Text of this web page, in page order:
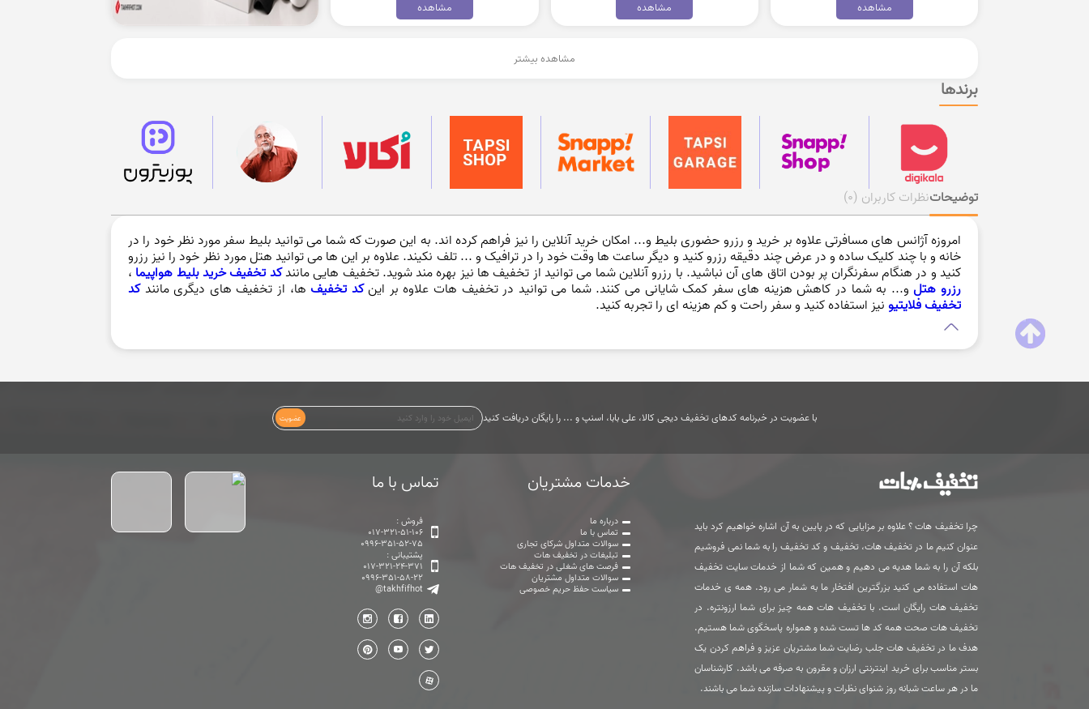
مشاهده مشاهده مشاهده
مشاهده بیشتر
برندها
توضیحاتنظرات کاربران (0)
امروزه آژانس های مسافرتی علاوه بر خرید و رزرو حضوری بلیط و... امکان خرید آنلاین را نیز فراهم کرده اند. به این صورت که شما می توانید بلیط سفر مورد نظر خود را در
خانه و با چند کلیک ساده و در عرض چند دقیقه رزرو کنید و دیگر ساعت ها وقت خود را در ترافیک و ... تلف نکیند. علاوه بر این ها می توانید هتل مورد نظر خود را نیز رزرو
کنید و در هنگام سفرنگران پر بودن اتاق های آن نباشید. با رزرو آنلاین شما می توانید از تخفیف ها نیز بهره مند شوید. تخفیف هایی مانند کد تخفیف خرید بلیط هواپیما ،
رزرو هتل و... به شما در کاهش هزینه های سفر کمک شایانی می کنند. شما می توانید در تخفیف هات علاوه بر اینکد تخفیف ها، از تخفیف های دیگری مانندکد
تخفیف فلایتیو نیز استفاده کنید و سفر راحت و کم هزینه ای را تجربه کنید.
با عضویت در خبرنامه کدهای تخفیف دیجی کالا، علی بابا، اسنپ و ... را رایگان دریافت کنید عضویت
چرا تخفیف هات ؟ علاوه بر مزایایی که در پایین به آن اشاره خواهیم کرد باید
عنوان کنیم ما در تخفیف هات، تخفیف و کد تخفیف را به شما نمی فروشیم
بلکه آن را به شما هدیه می دهیم و همین که شما از خدمات سایت تخفیف
هات استفاده می کنید بزرگترین افتخار ما به شمار می رود. همه ی خدمات
تخفیف هات رایگان است. با تخفیف هات همه چیز برای شما ارزونتره. در
تخفیف هات صحت همه کد ها تست شده و همواره پاسخگوی شما هستیم.
هدف ما در تخفیف هات جلب رضایت شما مشتریان عزیز و فراهم کردن یک
بستر مناسب برای خرید اینترنتی ارزان و مقرون به صرفه می باشد. کارشناسان
ما در هر ساعت شبانه روز شنوای نظرات و پیشنهادات سازنده شما می باشند.
خدمات مشتریان
درباره ما
تماس با ما
سوالات متداول شرکای تجاری
تبلیغات در تخفیف هات
فرصت های شغلی در تخفیف هات
سوالات متداول مشتریان
سیاست حفظ حریم خصوصی
تماس با ما
فروش :
017-321-51-106
0996-351-52-75
پشتیبانی :
017-321-24-371
0996-351-58-22
@takhfifhot